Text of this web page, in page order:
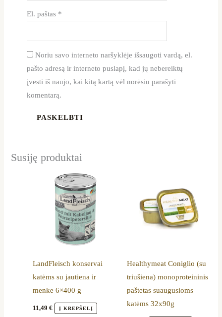
El. paštas *
Noriu savo interneto naršyklėje išsaugoti vardą, el.
pašto adresą ir interneto puslapį, kad jų nebereiktų
įvesti iš naujo, kai kitą kartą vėl norėsiu parašyti
komentarą.
Susiję produktai
LandFleisch konservai
katėms su jautiena ir
menke 6×400 g
11,49€ Į KREPŠELĮ
Healthymeat Coniglio (su
triušiena) monoproteininis
paštetas suaugusioms
katėms 32x90g